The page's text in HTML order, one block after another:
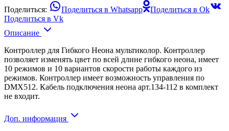
Поделиться:
Поделиться в Whatsapp
Поделиться в Ok
Поделиться в Vk
Описание
Контроллер для Гибкого Неона мультиколор. Контроллер
позволяет изменять цвет по всей длине гибкого неона, имеет
10 режимов и 10 вариантов скорости работы каждого из
режимов. Контроллер имеет возможность управления по
DMX512. Кабель подключения неона арт.134-112 в комплект
не входит.
Доп. информация